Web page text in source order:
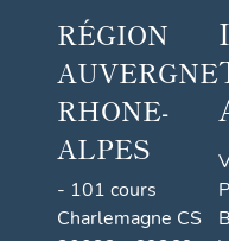
RÉGION
AUVERGNE
RHONE-
ALPES
- 101 cours
Charlemagne CS